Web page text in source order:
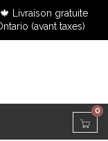
Livraison gratuite
(avant taxes)
0